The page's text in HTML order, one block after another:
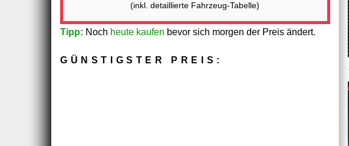
(inkl. detaillierte Fahrzeug-Tabelle)
Tipp: Noch heute kaufen bevor sich morgen der Preis ändert.
GÜNSTIGSTER PREIS: